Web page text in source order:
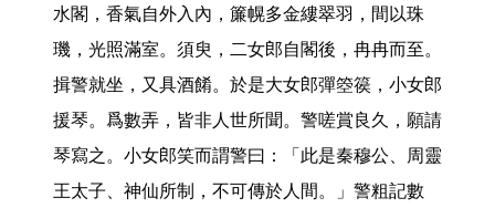
水閣，香氣自外入內，簾幌多金縷翠羽，間以珠
璣，光照滿室。須臾，二女郎自閣後，冉冉而至。
揖警就坐，又具酒餚。於是大女郎彈箜篌，小女郎
援琴。爲數弄，皆非人世所聞。警嗟賞良久，願請
琴寫之。小女郎笑而謂警曰：「此是秦穆公、周靈
王太子、神仙所制，不可傳於人間。」警粗記數